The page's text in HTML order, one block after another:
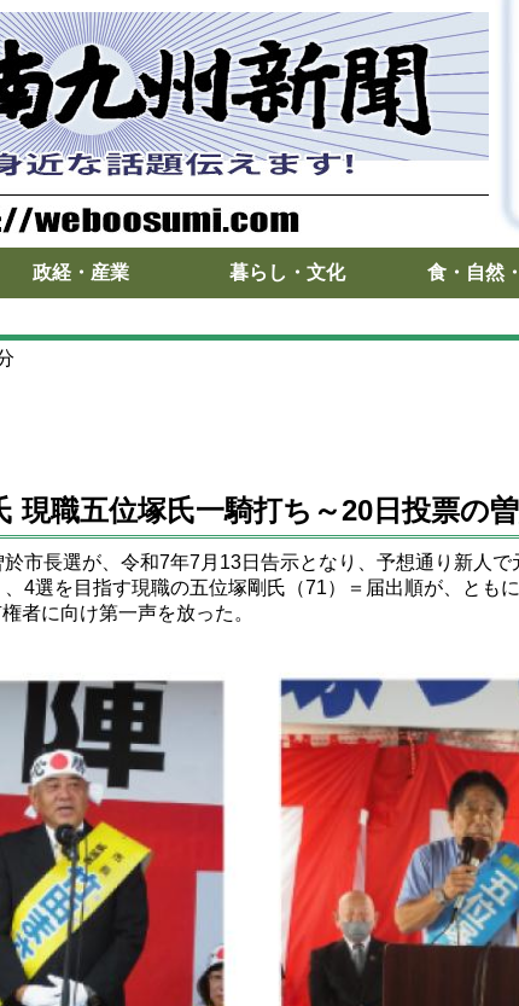
政経・産業 暮らし・文化 食・自然
現職五位塚氏一騎打ち～20日投票の
市長選が、令和7年7月13日告示となり、予想通り新人で
4選を目指す現職の五位塚剛氏（71）＝届出順が、とも
者に向け第一声を放った。